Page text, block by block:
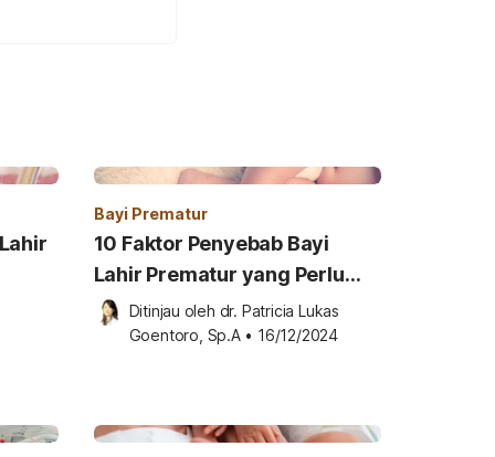
Bayi Prematur
10 Faktor Penyebab Bayi
Lahir Prematur yang Perlu
Diketahui
Ditinjau oleh dr. Patricia Lukas
Goentoro, Sp.A • 16/12/2024